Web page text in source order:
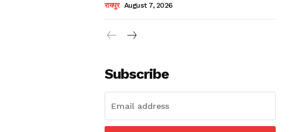
रायपुर August 7, 2026
Subscribe